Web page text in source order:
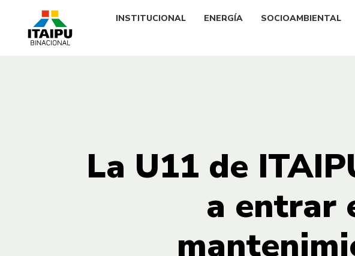
INSTITUCIONAL ENERGÍA SOCIOAMBIENTAL
La U11 de
a entrar